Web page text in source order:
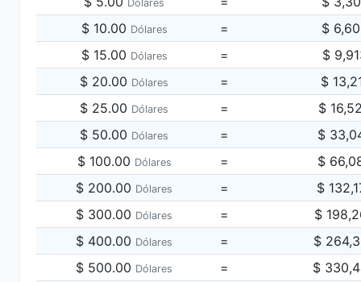
Dólares
$ 10.00 Dólares = $
$ 15.00 Dólares = $
$ 20.00 Dólares = $
$ 25.00 Dólares = $
$ 50.00 Dólares = $
$ 100.00 Dólares = $
$ 200.00 Dólares = $
$ 300.00 Dólares = $
$ 400.00 Dólares = $
$ 500.00 Dólares = $